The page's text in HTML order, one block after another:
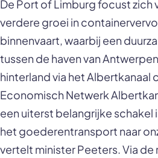
verdere groei in
binnenvaart, waarbij een
tussen de haven van
hinterland via het Albertkanaal
Economisch Netwerk
een uiterst belangrijke schakel
het goederentransport naar
vertelt minister Peeters. Via